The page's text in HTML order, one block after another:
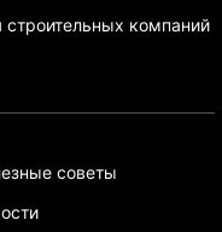
строительных компаний
советы